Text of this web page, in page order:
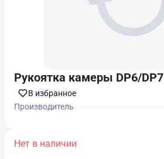
Рукоятка камеры DP6/DP7
В избранноe
Производитель
Нет в наличии